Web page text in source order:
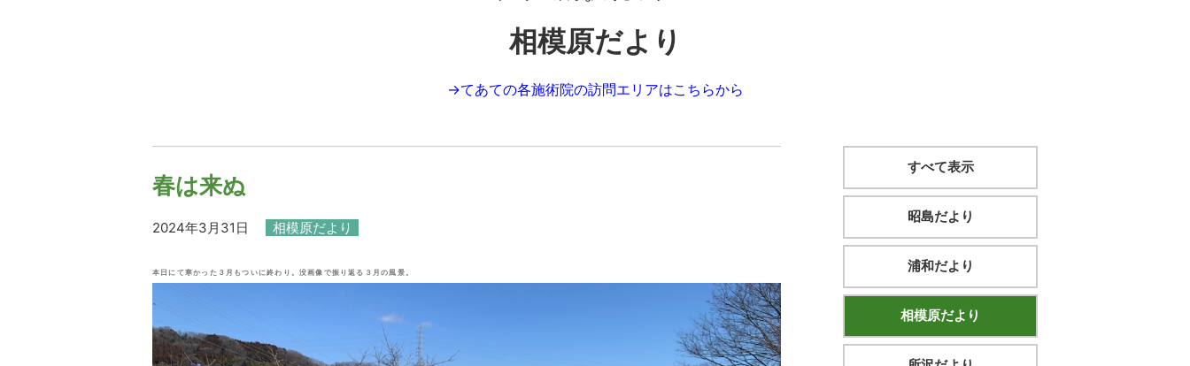
相模原だより
→てあての各施術院の訪問エリアはこちらから
春は来ぬ
2024年3月31日 相模原だより
本日にて寒かった３月もついに終わり。没画像で振り返る３月の風景。
すべて表示
昭島だより
浦和だより
相模原だより